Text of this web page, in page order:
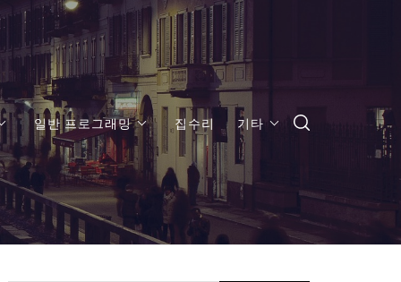
일반 프로그래밍 집수리 기타